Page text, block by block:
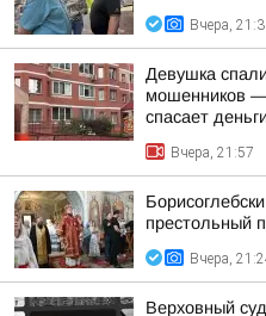
Вчера,
Девушка
мошенников —
спасает
Вчера, 21:57
престольный
Вчера,
Верховный